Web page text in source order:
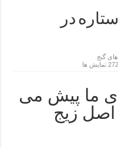
در
گنج
272 نمایش ها
ما پیش می
اصل زیج